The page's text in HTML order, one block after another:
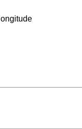
longitude